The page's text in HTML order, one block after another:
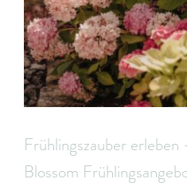
Frühlingszauber
Blossom